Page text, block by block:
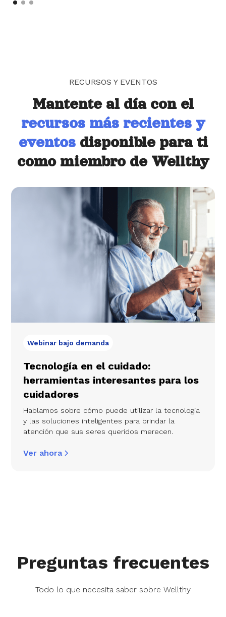
RECURSOS Y EVENTOS
Mantente al día con el
recursos más recientes y
eventosdisponible para ti
como miembro de Wellthy
Webinar bajo demanda
Tecnología en el cuidado:
herramientas interesantes para los
cuidadores
Hablamos sobre cómo puede utilizar la tecnología
y las soluciones inteligentes para brindar la
atención que sus seres queridos merecen.
Ver ahora
Preguntas frecuentes
Todo lo que necesita saber sobre Wellthy